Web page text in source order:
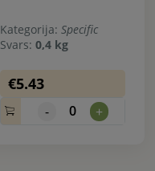
Kategorija: Specific
Svars: 0,4 kg
€5.43
- 0 +